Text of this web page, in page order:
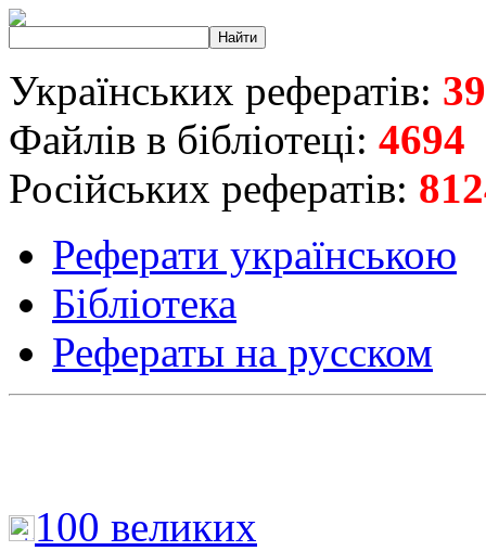
Українських рефератів:
Файлів в бібліотеці: 4694
Російських рефератів:
Реферати українською
Бібліотека
Рефераты на русском
100 великих